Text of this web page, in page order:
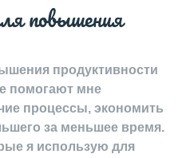
повышения
продуктивности
помогают мне
процессы, экономить
за меньшее время.
я использую для